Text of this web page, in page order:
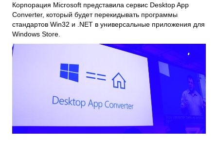
Корпорация Microsoft представила сервис Desktop App
Converter, который будет перекидывать программы
стандартов Win32 и .NET в универсальные приложения для
Windows Store.